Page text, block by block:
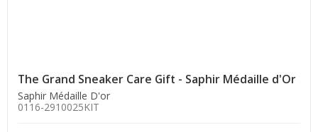
The Grand Sneaker Care Gift - Saphir Médaille d'Or
Saphir Médaille D'or
0116-2910025KIT